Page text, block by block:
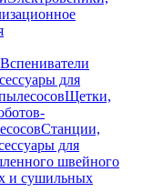
Вспениватели
для
Щетки,
Станции,
для
швейного
и сушильных